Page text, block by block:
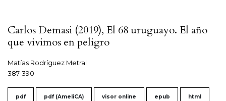
Carlos Demasi (2019), El 68 uruguayo. El año
que vivimos en peligro
Matías Rodríguez Metral
387-390
pdf pdf (AmeliCA) visor online epub html